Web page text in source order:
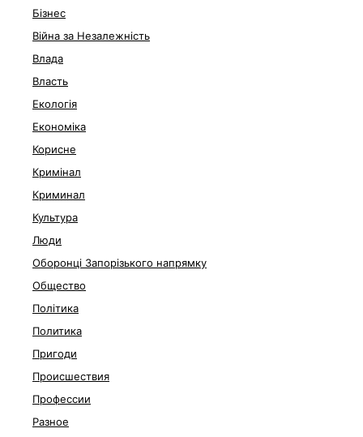
Бізнес
Війна за Незалежність
Влада
Власть
Екологія
Економіка
Корисне
Кримінал
Криминал
Культура
Люди
Оборонці Запорізького напрямку
Общество
Політика
Политика
Пригоди
Происшествия
Профессии
Разное